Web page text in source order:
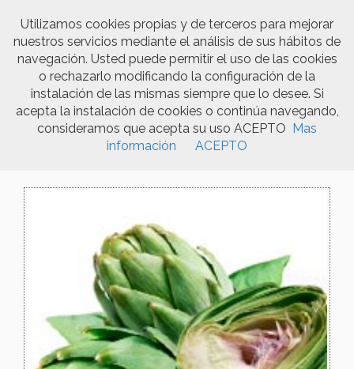
Produkte
Utilizamos cookies propias y de terceros para mejorar
nuestros servicios mediante el análisis de sus hábitos de
navegación. Usted puede permitir el uso de las cookies
o rechazarlo modificando la configuración de la
instalación de las mismas siempre que lo desee. Si
acepta la instalación de cookies o continúa navegando,
consideramos que acepta su uso ACEPTO Mas
información
ACEPTO